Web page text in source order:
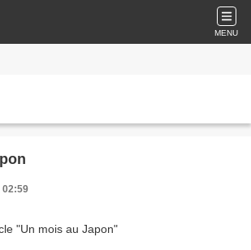
MENU
02:59